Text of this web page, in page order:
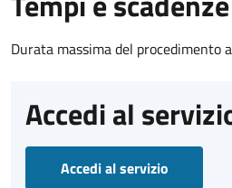
Durata massima del procedimento
Accedi al
Accedi al servizio